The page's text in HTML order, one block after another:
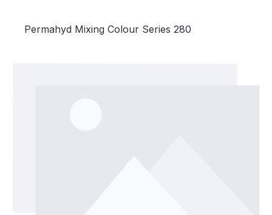
Permahyd Mixing Colour Series 280